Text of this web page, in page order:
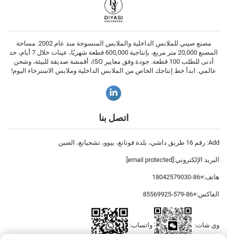
مصنع صيني للملابس الداخلية والملابس المنسوجة منذ عام 2002. مساحة
المصنع 20,000 متر مربع، بإنتاجية 600,000 قطعة شهريًا، عينات خلال 7 أيام، حد
أدنى للطلب 100 قطعة. جودة وفق معايير ISO، أقمشة صديقة للبيئة، وشحن
عالمي. ابدأ خط إنتاجك الخاص من الملابس الداخلية وملابس الاسترخاء اليوم!
اتصل بنا
Add: رقم 16 طريق داشي، بلدة فوتانغ، ييوو، تشجيانغ، الصين
البريد الإلكتروني:
هاتف:+86-18042579030
الفاكس:+86-579-85569925
وي شات: واتساب: